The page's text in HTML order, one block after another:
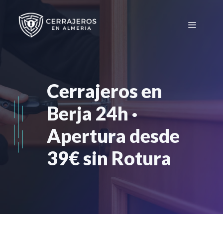
contenido
Menú
Cerrajeros en
Berja 24h ·
Apertura desde
39€ sin Rotura